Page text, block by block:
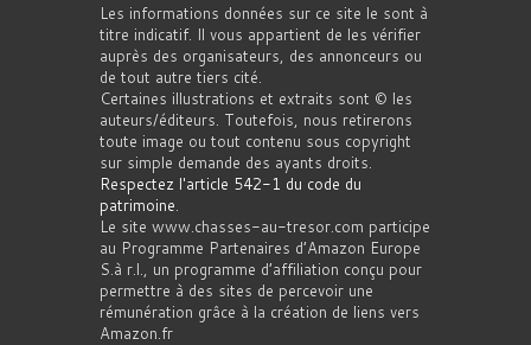
Les informations données sur ce site le sont à
titre indicatif. Il vous appartient de les vérifier
auprès des organisateurs, des annonceurs ou
de tout autre tiers cité.
Certaines illustrations et extraits sont © les
auteurs/éditeurs. Toutefois, nous retirerons
toute image ou tout contenu sous copyright
sur simple demande des ayants droits.
Respectez l'article 542-1 du code du
patrimoine.
Le site www.chasses-au-tresor.com participe
au Programme Partenaires d’Amazon Europe
S.à r.l., un programme d’affiliation conçu pour
permettre à des sites de percevoir une
rémunération grâce à la création de liens vers
Amazon.fr